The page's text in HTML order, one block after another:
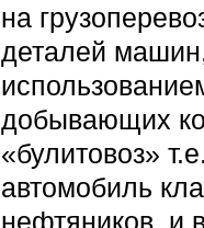
на
деталей
добывающих
«булитовоз»
автомобиль
нефтяников, и